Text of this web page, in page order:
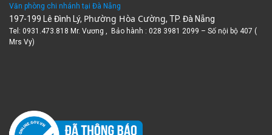
197-199 Lê Đình Lý,Phường Hòa Cường
Tel: 0931.473.818 Mr. Vương , Bảo hành : 028 3981 2099 – Số nội bộ 407 (
Mrs Vy)